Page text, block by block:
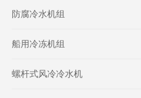
防腐冷水机组
船用冷冻机组
螺杆式风冷冷水机